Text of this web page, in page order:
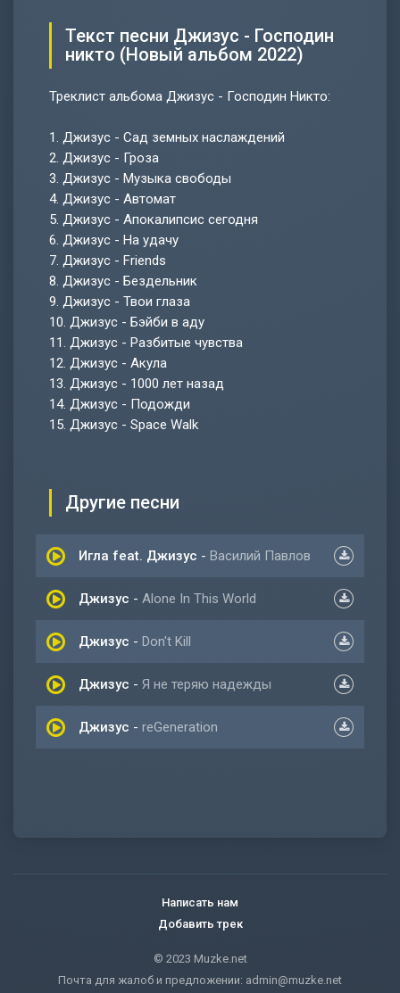
Текст песни Джизус - Господин
никто (Новый альбом 2022)
Треклист альбома Джизус - Господин Никто:
1. Джизус - Сад земных наслаждений
2. Джизус - Гроза
3. Джизус - Музыка свободы
4. Джизус - Автомат
5. Джизус - Апокалипсис сегодня
6. Джизус - На удачу
7. Джизус - Friends
8. Джизус - Бездельник
9. Джизус - Твои глаза
10. Джизус - Бэйби в аду
11. Джизус - Разбитые чувства
12. Джизус - Акула
13. Джизус - 1000 лет назад
14. Джизус - Подожди
15. Джизус - Space Walk
Другие песни
Игла feat. Джизус - Василий Павлов
Джизус - Alone In This World
Джизус - Don't Kill
Джизус - Я не теряю надежды
Джизус - reGeneration
Написать нам
Добавить трек
© 2023 Muzke.net
Почта для жалоб и предложении: admin@muzke.net